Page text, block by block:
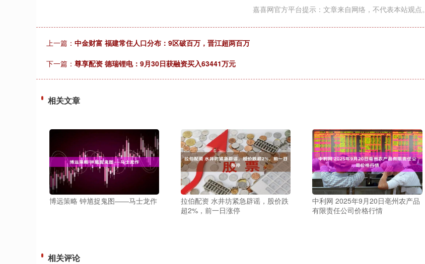
嘉喜网官方平台提示：文章来自网络，不代表本站观点。
上一篇： 中金财富 福建常住人口分布：9区破百万，晋江超两百万
下一篇： 尊享配资 德瑞锂电：9月30日获融资买入63441万元
相关文章
博远策略 钟馗捉鬼图——马士龙作
拉伯配资 水井坊紧急辟谣，股价跌
超2%，前一日涨停
中利网 2025年9月20日亳州农产品
有限责任公司价格行情
相关评论